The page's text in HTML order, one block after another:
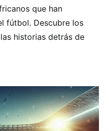
que han
fútbol. Descubre los
historias detrás de